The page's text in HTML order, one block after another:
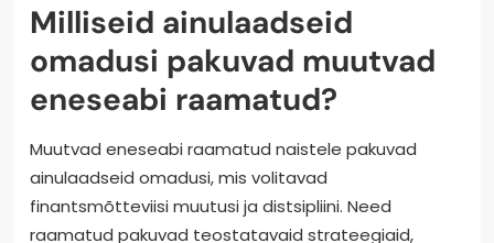
Milliseid ainulaadseid
omadusi pakuvad muutvad
eneseabi raamatud?
Muutvad eneseabi raamatud naistele pakuvad
ainulaadseid omadusi, mis volitavad
finantsmõtteviisi muutusi ja distsipliini. Need
raamatud pakuvad teostatavaid strateegiaid,